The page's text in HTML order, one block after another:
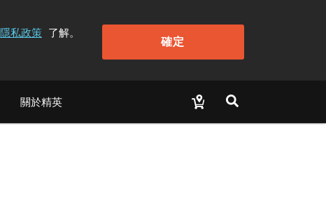
隱私政策 了解。
確定
關於精英